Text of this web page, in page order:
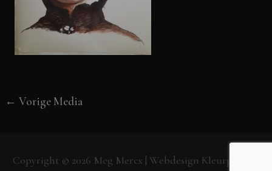
← Vorige Media
Copyright © 2026 Meg Mercx | Webdesign Kleurpunt.nl